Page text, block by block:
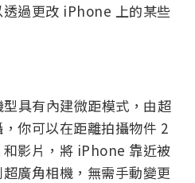
過更改 iPhone 上的某些
具有內建微距模式，由超
你可以在距離拍攝物件 2
影片，將 iPhone 靠近被
廣角相機，無需手動變更